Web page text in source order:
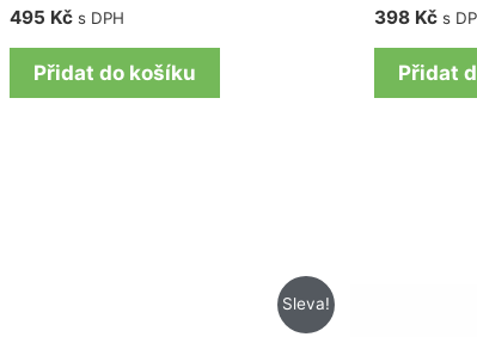
495 Kč s DPH
Přidat do košíku
398 Kč s
Přidat
Sleva!